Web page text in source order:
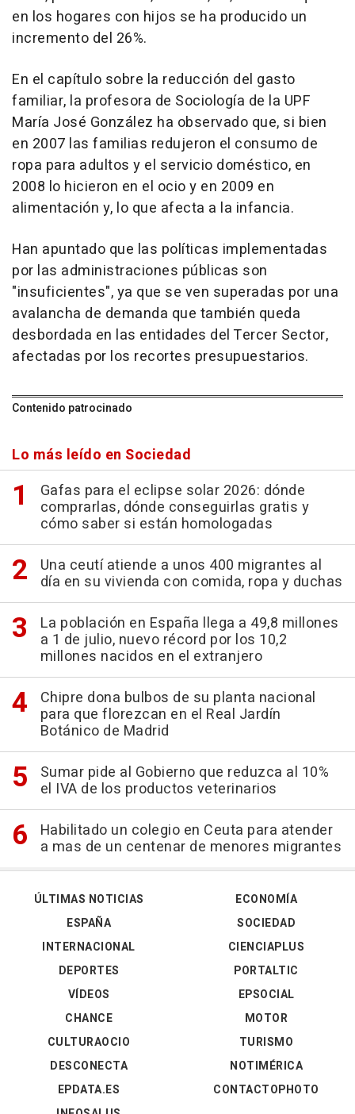
en los hogares con hijos se ha producido un
incremento del 26%.
En el capítulo sobre la reducción del gasto
familiar, la profesora de Sociología de la UPF
María José González ha observado que, si bien
en 2007 las familias redujeron el consumo de
ropa para adultos y el servicio doméstico, en
2008 lo hicieron en el ocio y en 2009 en
alimentación y, lo que afecta a la infancia.
Han apuntado que las políticas implementadas
por las administraciones públicas son
"insuficientes", ya que se ven superadas por una
avalancha de demanda que también queda
desbordada en las entidades del Tercer Sector,
afectadas por los recortes presupuestarios.
Contenido patrocinado
Lo más leído en Sociedad
Gafas para el eclipse solar 2026: dónde
comprarlas, dónde conseguirlas gratis y
cómo saber si están homologadas
Una ceutí atiende a unos 400 migrantes al
día en su vivienda con comida, ropa y duchas
La población en España llega a 49,8 millones
a 1 de julio, nuevo récord por los 10,2
millones nacidos en el extranjero
Chipre dona bulbos de su planta nacional
para que florezcan en el Real Jardín
Botánico de Madrid
Sumar pide al Gobierno que reduzca al 10%
el IVA de los productos veterinarios
Habilitado un colegio en Ceuta para atender
a mas de un centenar de menores migrantes
ÚLTIMAS NOTICIAS
ESPAÑA
INTERNACIONAL
DEPORTES
VÍDEOS
ECONOMÍA
SOCIEDAD
CIENCIAPLUS
PORTALTIC
EPSOCIAL
CHANCE
CULTURAOCIO
DESCONECTA
EPDATA.ES
MOTOR
TURISMO
NOTIMÉRICA
CONTACTOPHOTO